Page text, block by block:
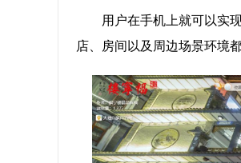
用户在手机上就可以实
店、房间以及周边场景环境